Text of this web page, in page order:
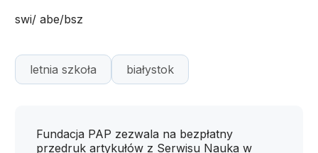
swi/ abe/bsz
letnia szkoła białystok
Fundacja PAP zezwala na bezpłatny
przedruk artykułów z Serwisu Nauka w